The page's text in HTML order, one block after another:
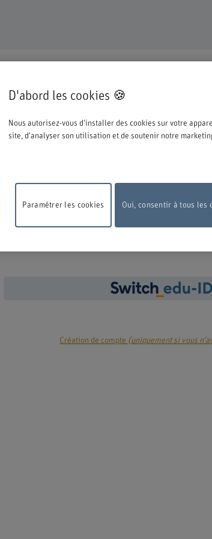
CONTINUE
avez opté pour une formation ou un perfectionnement
informations ci-dessous concernant le processus
ID
offre de la BFH, vous devez vous connecter avec l'edu-ID
d'edu-ID, vous pouvez le créer directement chez Switch.
Création de compte (uniquement si vous
D'abord les cookies 🍪
Nous autorisez-vous d'installer des cookies sur votre
site, d'analyser son utilisation et de soutenir notre
Oui, consentir à tous les
Paramétrer les cookies